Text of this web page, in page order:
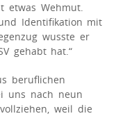
etwas Wehmut.
Identifikation mit
wusste er
gehabt hat.“
beruflichen
uns nach neun
weil die